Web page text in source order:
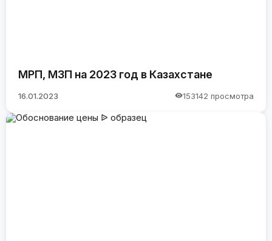
МРП, МЗП на 2023 год в Казахстане
16.01.2023 153142 просмотра